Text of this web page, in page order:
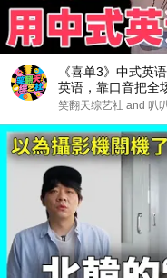
《喜单3》中式英
英语，靠口音把全
秀 #搞笑 #喜剧
笑翻天综艺社 and 叭